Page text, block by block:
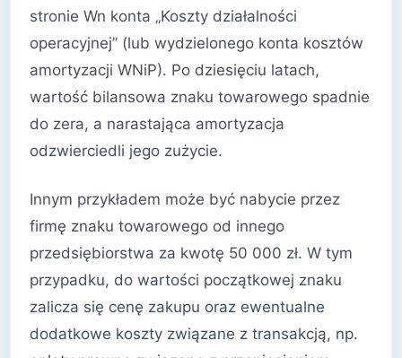
stronie Wn konta „Koszty działalności
operacyjnej” (lub wydzielonego konta kosztów
amortyzacji WNiP). Po dziesięciu latach,
wartość bilansowa znaku towarowego spadnie
do zera, a narastająca amortyzacja
odzwierciedli jego zużycie.
Innym przykładem może być nabycie przez
firmę znaku towarowego od innego
przedsiębiorstwa za kwotę 50 000 zł. W tym
przypadku, do wartości początkowej znaku
zalicza się cenę zakupu oraz ewentualne
dodatkowe koszty związane z transakcją, np.